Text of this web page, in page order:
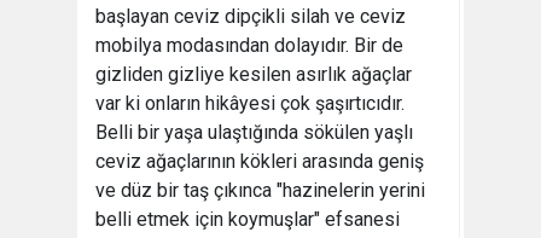
başlayan ceviz dipçikli silah ve ceviz
mobilya modasından dolayıdır. Bir de
gizliden gizliye kesilen asırlık ağaçlar
var ki onların hikâyesi çok şaşırtıcıdır.
Belli bir yaşa ulaştığında sökülen yaşlı
ceviz ağaçlarının kökleri arasında geniş
ve düz bir taş çıkınca "hazinelerin yerini
belli etmek için koymuşlar" efsanesi